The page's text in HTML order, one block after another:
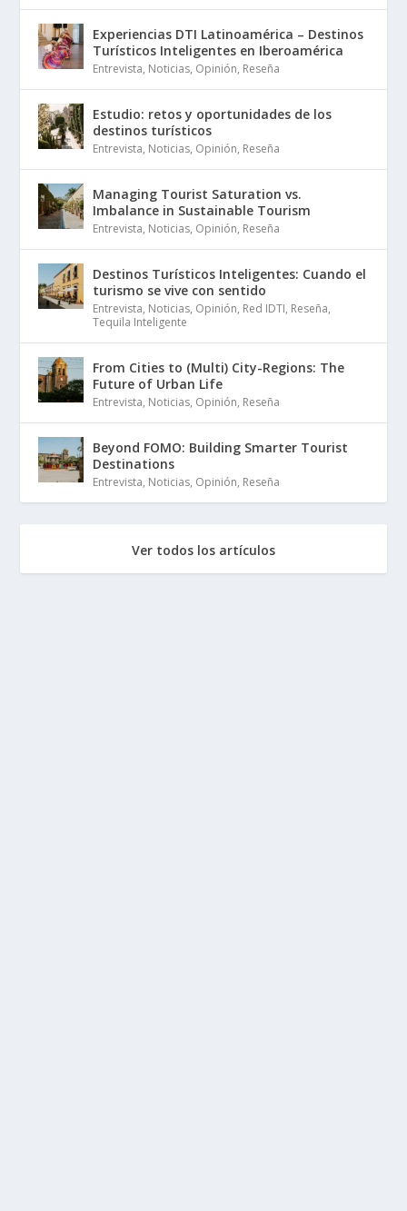
Experiencias DTI Latinoamérica – Destinos
Turísticos Inteligentes en Iberoamérica
Entrevista, Noticias, Opinión, Reseña
Estudio: retos y oportunidades de los
destinos turísticos
Entrevista, Noticias, Opinión, Reseña
Managing Tourist Saturation vs.
Imbalance in Sustainable Tourism
Entrevista, Noticias, Opinión, Reseña
Destinos Turísticos Inteligentes: Cuando el
turismo se vive con sentido
Entrevista, Noticias, Opinión, Red IDTI, Reseña,
Tequila Inteligente
From Cities to (Multi) City-Regions: The
Future of Urban Life
Entrevista, Noticias, Opinión, Reseña
Beyond FOMO: Building Smarter Tourist
Destinations
Entrevista, Noticias, Opinión, Reseña
Ver todos los artículos